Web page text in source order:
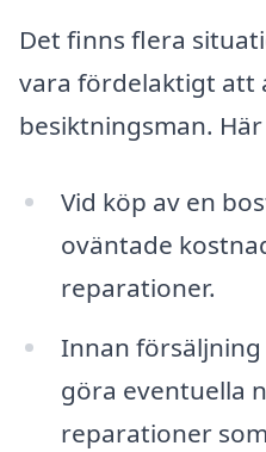
Det finns flera
vara fördelaktigt att
besiktningsman.
Vid köp av en
oväntade
reparationer.
Innan
göra eventuella
reparationer